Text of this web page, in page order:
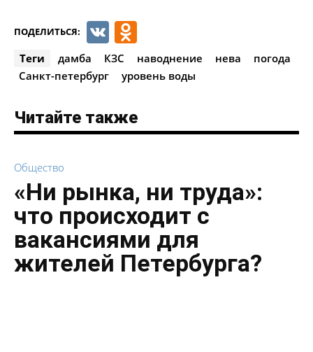
ПОДЕЛИТЬСЯ: VK
Теги дамба КЗС наводнение нева
погода
Санкт-петербург
уровень воды
Читайте также
Общество
«Ни рынка, ни труда»:
что происходит с
вакансиями для
жителей Петербурга?